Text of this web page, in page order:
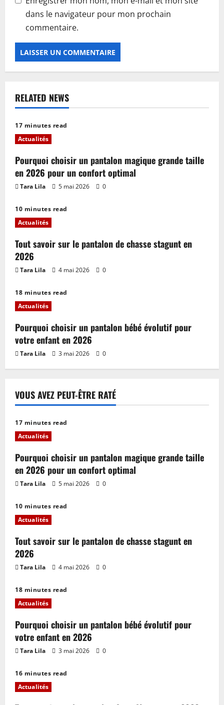
dans le navigateur pour mon prochain
commentaire.
RELATED NEWS
17 minutes read
Actualités
Pourquoi choisir un pantalon magique grande taille
en 2026 pour un confort optimal
Tara Lila 5 mai 2026 0
10 minutes read
Actualités
Tout savoir sur le pantalon de chasse stagunt en
2026
Tara Lila 4 mai 2026 0
18 minutes read
Actualités
Pourquoi choisir un pantalon bébé évolutif pour
votre enfant en 2026
Tara Lila 3 mai 2026 0
VOUS AVEZ PEUT-ÊTRE RATÉ
17 minutes read
Actualités
Pourquoi choisir un pantalon magique grande taille
en 2026 pour un confort optimal
Tara Lila 5 mai 2026 0
10 minutes read
Actualités
Tout savoir sur le pantalon de chasse stagunt en
2026
Tara Lila 4 mai 2026 0
18 minutes read
Actualités
Pourquoi choisir un pantalon bébé évolutif pour
votre enfant en 2026
Tara Lila 3 mai 2026 0
16 minutes read
Actualités